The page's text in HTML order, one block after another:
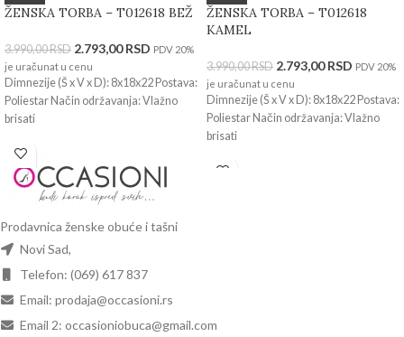
ŽENSKA TORBA – T012618 BEŽ
3.990,00RSD 2.793,00RSD PDV 20%
je uračunat u cenu
Dimnezije (Š x V x D): 8x18x22 Postava:
Poliestar Način održavanja: Vlažno
brisati
ŽENSKA TORBA – T012618
KAMEL
3.990,00RSD 2.793,00RSD PDV 20%
je uračunat u cenu
Dimnezije (Š x V x D): 8x18x22 Postava:
Poliestar Način održavanja: Vlažno
brisati
Prodavnica ženske obuće i tašni
Novi Sad,
Telefon: (069) 617 837
Email: prodaja@occasioni.rs
Email 2: occasioniobuca@gmail.com